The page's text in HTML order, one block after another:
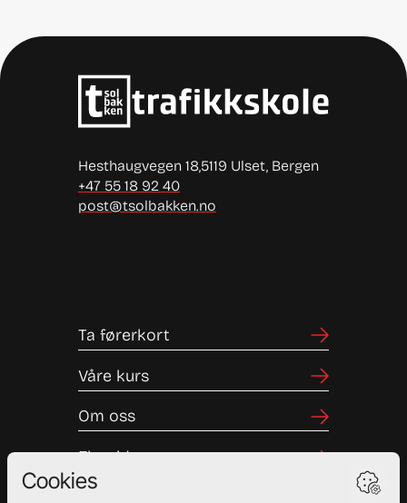
Hesthaugvegen 18,5119 Ulset, Bergen
+47 55 18 92 40
post@tsolbakken.no
Ta førerkort
Våre kurs
Om oss
Elevside